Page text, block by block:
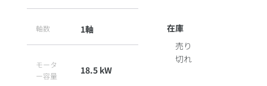
軸数 1軸
モータ
ー容量
18.5 kW
在庫
売り
切れ